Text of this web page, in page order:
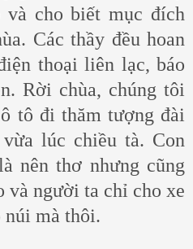
và cho biết mục đích
Các thầy đều hoan
thoại liên lạc, báo
Rời chùa, chúng tôi
tô đi thăm tượng đài
lúc chiều tà. Con
nên thơ nhưng cũng
và người ta chỉ cho xe
núi mà thôi.